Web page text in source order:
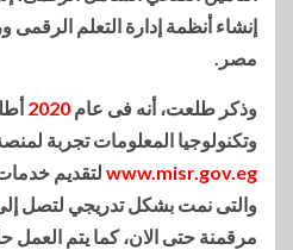
إنشاء أنظمة إدارة التعلم
مصر.
وذكر طلعت، أنه فى عام 2020
وتكنولوجيا المعلومات تجربة
www.misr.gov.eg لتقديم
والتى نمت بشكل تدريجي لتصل
مرقمنة حتى الان، كما يتم العمل